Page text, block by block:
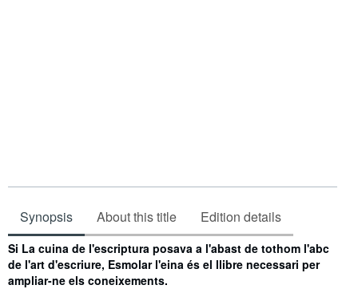
Synopsis About this title Edition details
Synopsis
Si La cuina de l'escriptura posava a l'abast de tothom l'abc
de l'art d'escriure, Esmolar l'eina és el llibre necessari per
ampliar-ne els coneixements.